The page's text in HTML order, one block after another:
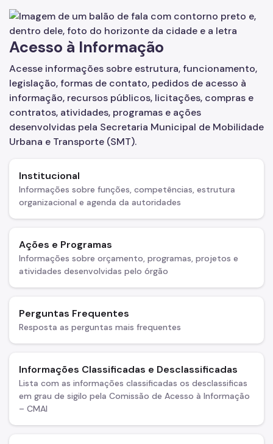
Quadro de Serviços
Mobilidade Urbana e Transporte
Acesso à Proteção de Dados Pessoais
Autorizações Especiais
Cartão de Estacionamento (DeFis)
Cadastro de Caminhões
Cargas Superdimensionadas
Isenção de Rodízio
Transporte de Fretamento
Transporte de Produtos Perigosos
Vias Públicas (Eventos, Obras)
Acesso à Informação
Acesse informações sobre estrutura, funcionamento,
legislação, formas de contato, pedidos de acesso à
informação, recursos públicos, licitações, compras e
contratos, atividades, programas e ações
desenvolvidas pela Secretaria Municipal de Mobilidade
Urbana e Transporte (SMT).
Institucional
Informações sobre funções, competências, estrutura
organizacional e agenda da autoridades
Ações e Programas
Informações sobre orçamento, programas, projetos e
atividades desenvolvidas pelo órgão
Perguntas Frequentes
Resposta as perguntas mais frequentes
Informações Classificadas e Desclassificadas
Lista com as informações classificadas os desclassificas
em grau de sigilo pela Comissão de Acesso à Informação
– CMAI